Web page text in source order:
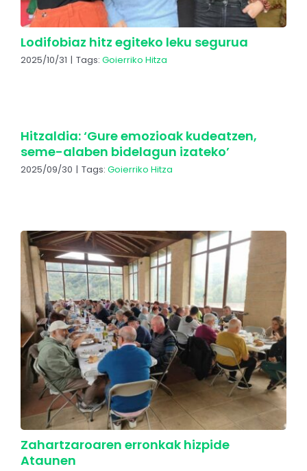
Lodifobiaz hitz egiteko leku segurua
2025/10/31 | Tags: Goierriko Hitza
Hitzaldia: ‘Gure emozioak kudeatzen,
seme-alaben bidelagun izateko’
2025/09/30 | Tags: Goierriko Hitza
Zahartzaroaren erronkak hizpide
Ataunen